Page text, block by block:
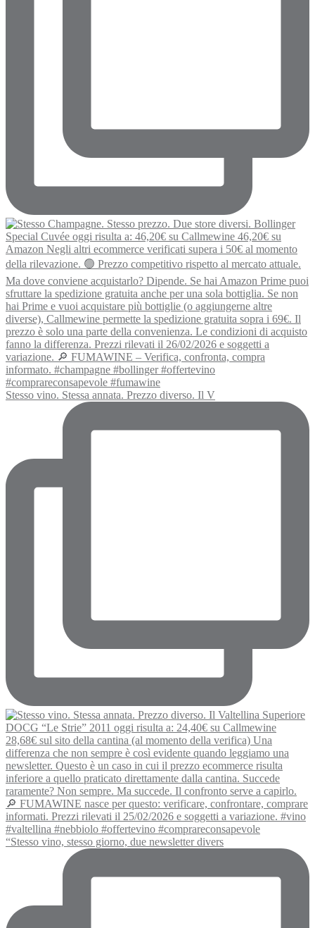
Stesso vino. Stessa annata. Prezzo diverso. Il V
“Stesso vino, stesso giorno, due newsletter divers